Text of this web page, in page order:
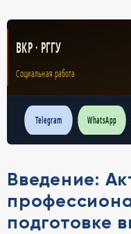
ВКР · РГГУ
Социальная работа
Telegram WhatsApp
Введение:
подготовке